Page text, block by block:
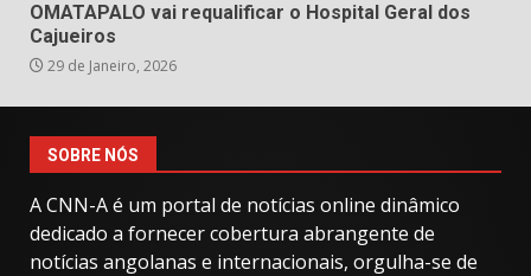
OMATAPALO vai requalificar o Hospital Geral dos
Cajueiros
29 de Janeiro, 2026
SOBRE NÓS
A CNN-A é um portal de notícias online dinâmico
dedicado a fornecer cobertura abrangente de
notícias angolanas e internacionais, orgulha-se de